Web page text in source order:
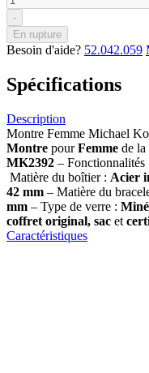
-
En rupture
Besoin d'aide? 52.042.059
Spécifications
Description
Montre Femme Michael
Montre pourFemme de la
MK2392 – Fonctionnalités
Matière du boîtier : Acier
42 mm – Matière du
mm – Type de verre :
coffret original, sac et
Caractéristiques